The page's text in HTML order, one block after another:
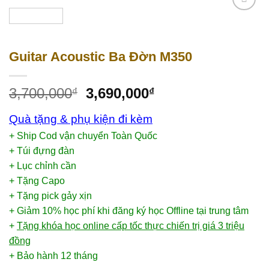
Guitar Acoustic Ba Đờn M350
3,700,000₫ 3,690,000₫
Quà tặng & phụ kiện đi kèm
+ Ship Cod vận chuyển Toàn Quốc
+ Túi đựng đàn
+ Lục chỉnh cần
+ Tặng Capo
+ Tặng pick gảy xịn
+ Giảm 10% học phí khi đăng ký học Offline tại trung tâm
+ Tặng khóa học online cấp tốc thực chiến trị giá 3 triệu
đồng
+ Bảo hành 12 tháng